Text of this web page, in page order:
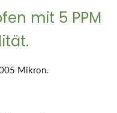
mit 5 PPM
Mikron.